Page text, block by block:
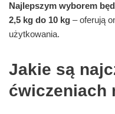
Najlepszym wyborem
2,5 kg do 10 kg – oferują
użytkowania.
Jakie są
ćwiczeniach